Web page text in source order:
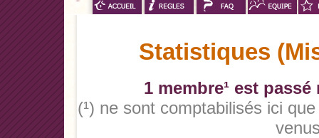
Statistiques
1 membre¹ est
(¹) ne sont comptabilisés ici